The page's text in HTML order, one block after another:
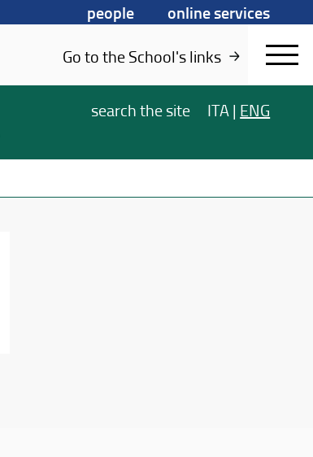
people
online services
Go to the School's links
searchthe site ITA | ENG